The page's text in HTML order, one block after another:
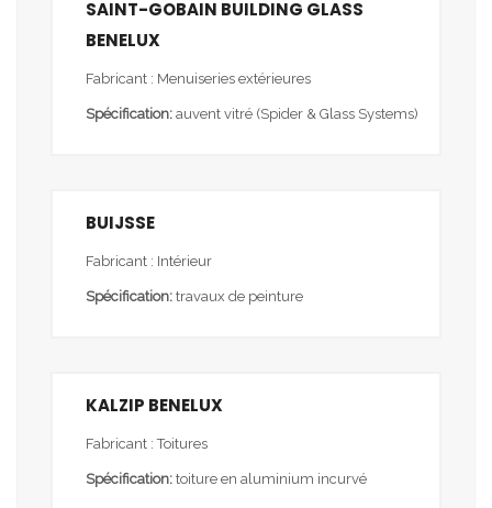
SAINT-GOBAIN BUILDING GLASS
BENELUX
Fabricant : Menuiseries extérieures
Spécification: auvent vitré (Spider & Glass Systems)
BUIJSSE
Fabricant : Intérieur
Spécification: travaux de peinture
KALZIP BENELUX
Fabricant : Toitures
Spécification: toiture en aluminium incurvé